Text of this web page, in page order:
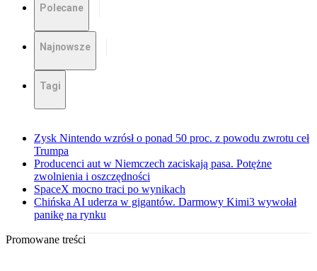
Polecane
Najnowsze
Tagi
Zysk Nintendo wzrósł o ponad 50 proc. z powodu zwrotu ceł
Trumpa
Producenci aut w Niemczech zaciskają pasa. Potężne
zwolnienia i oszczędności
SpaceX mocno traci po wynikach
Chińska AI uderza w gigantów. Darmowy Kimi3 wywołał
panikę na rynku
Promowane treści